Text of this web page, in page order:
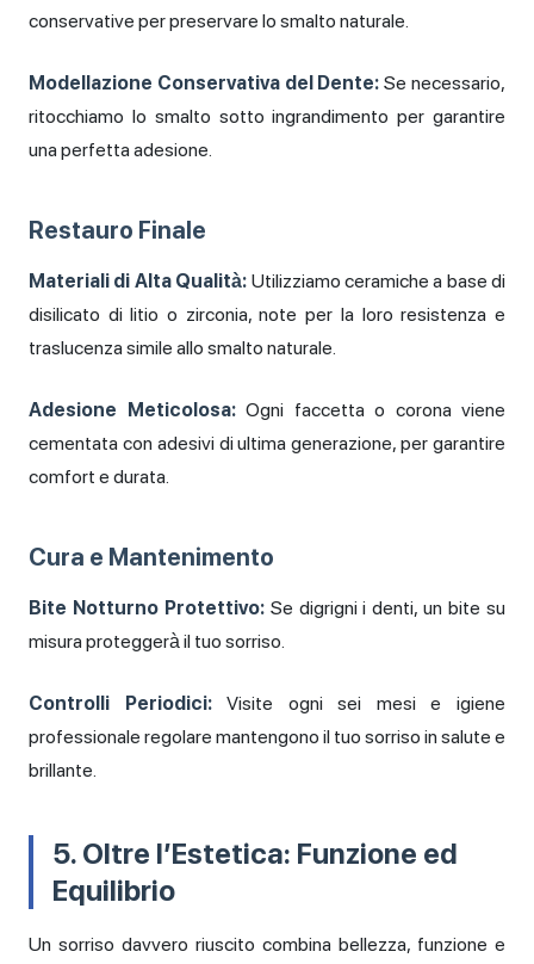
conservative per preservare lo smalto naturale.
Modellazione Conservativa del Dente: Se necessario,
ritocchiamo lo smalto sotto ingrandimento per garantire
una perfetta adesione.
Restauro Finale
Materiali di Alta Qualità: Utilizziamo ceramiche a base di
disilicato di litio o zirconia, note per la loro resistenza e
traslucenza simile allo smalto naturale.
Adesione Meticolosa:Ogni faccetta o corona viene
cementata con adesivi di ultima generazione, per garantire
comfort e durata.
Cura e Mantenimento
Bite Notturno Protettivo:Se digrigni i denti, un bite su
misura proteggerà il tuo sorriso.
Controlli Periodici:Visite ogni sei mesi e igiene
professionale regolare mantengono il tuo sorriso in salute e
brillante.
5. Oltre l’Estetica: Funzione ed
Equilibrio
Un sorriso davvero riuscito combina bellezza, funzione e